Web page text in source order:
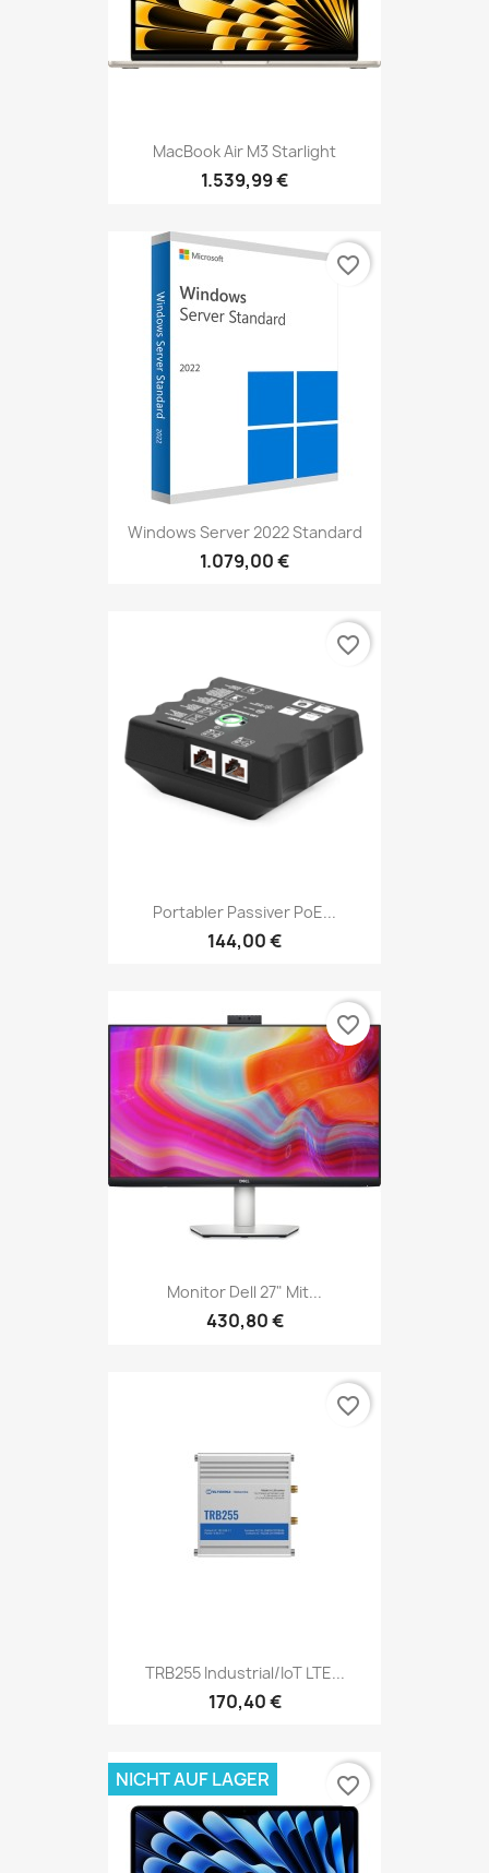
MacBook Air M3 Starlight
1.539,99 €
Windows Server 2022 Standard
1.079,00 €
favorite_border
Portabler Passiver PoE...
144,00 €
favorite_border
Monitor Dell 27" Mit...
430,80 €
favorite_border
TRB255 Industrial/IoT LTE...
170,40 €
favorite_border
NICHT AUF LAGER favorite_border